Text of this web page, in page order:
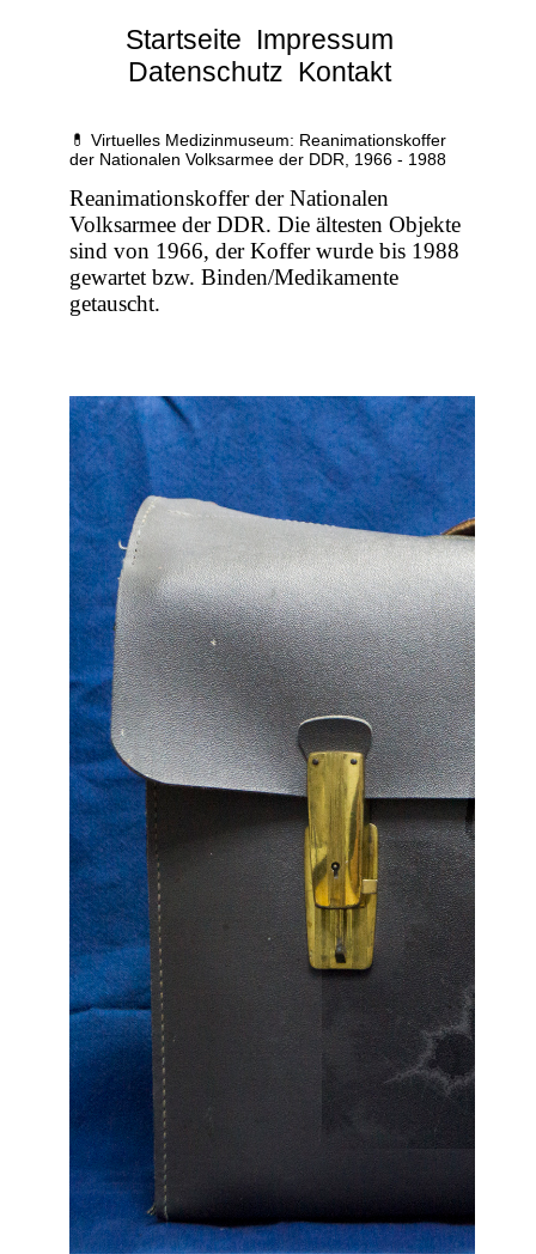
Startseite Impressum
Datenschutz Kontakt
💊 Virtuelles Medizinmuseum: Reanimationskoffer
der Nationalen Volksarmee der DDR, 1966 - 1988
Reanimationskoffer der Nationalen
Volksarmee der DDR. Die ältesten Objekte
sind von 1966, der Koffer wurde bis 1988
gewartet bzw. Binden/Medikamente
getauscht.